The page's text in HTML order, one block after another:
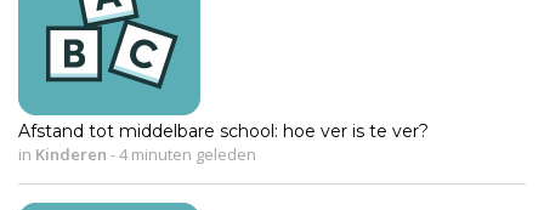
Afstand tot middelbare school: hoe ver is te ver?
in Kinderen -4 minuten geleden